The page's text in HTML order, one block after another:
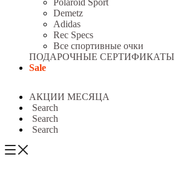
Polaroid Sport
Demetz
Adidas
Rec Specs
Все спортивные очки
ПОДАРОЧНЫЕ СЕРТИФИКАТЫ
Sale
АКЦИИ МЕСЯЦА
Search
Search
Search